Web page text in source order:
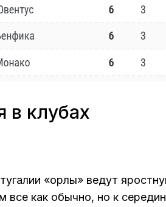
в клубах
«орлы» ведут
все как обычно, но к